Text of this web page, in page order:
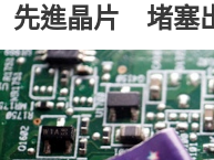
先進晶片 堵塞